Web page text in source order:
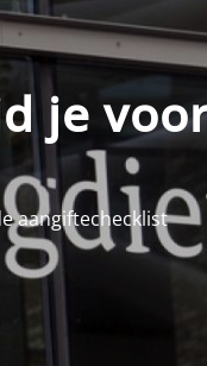
je
aangiftechecklist